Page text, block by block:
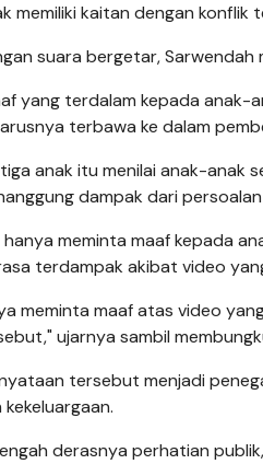
memiliki kaitan dengan konflik
suara bergetar,
yang terdalam kepada anak-
terbawa ke dalam
anak itu menilai anak-anak
dampak dari
hanya meminta maaf kepada
terdampak akibat video
meminta maaf atas video
ujarnya sambil
tersebut menjadi
kekeluargaan.
derasnya perhatian